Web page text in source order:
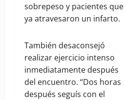
sobrepeso y pacientes que
ya atravesaron un infarto.
También desaconsejó
realizar ejercicio intenso
inmediatamente después
del encuentro. “Dos horas
después seguís con el